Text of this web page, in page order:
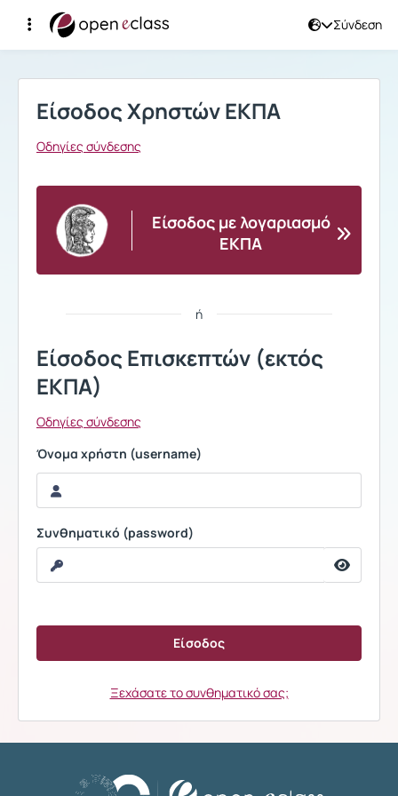
Σύνδεση
Σύνδεση
Είσοδος Χρηστών ΕΚΠΑ
Οδηγίες σύνδεσης
Είσοδος με λογαριασμό
ΕΚΠΑ
ή
Είσοδος Επισκεπτών (εκτός
ΕΚΠΑ)
Οδηγίες σύνδεσης
Όνομα χρήστη (username)
Συνθηματικό (password)
Ξεχάσατε το συνθηματικό σας;